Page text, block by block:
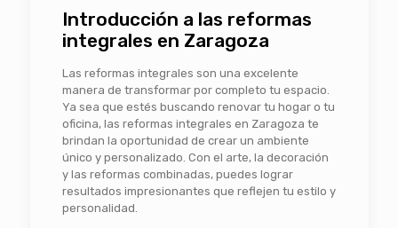
Introducción a las reformas
integrales en Zaragoza
Las reformas integrales son una excelente
manera de transformar por completo tu espacio.
Ya sea que estés buscando renovar tu hogar o tu
oficina, las reformas integrales en Zaragoza te
brindan la oportunidad de crear un ambiente
único y personalizado. Con el arte, la decoración
y las reformas combinadas, puedes lograr
resultados impresionantes que reflejen tu estilo y
personalidad.